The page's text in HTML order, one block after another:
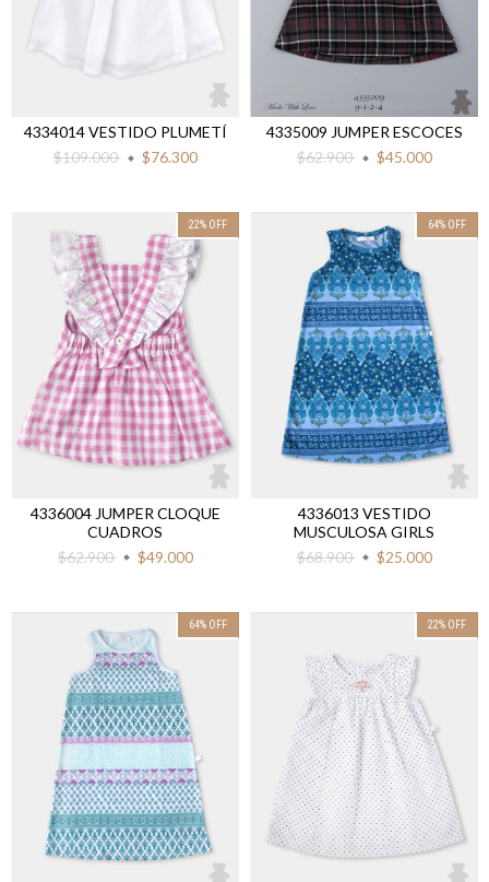
4334014 VESTIDO PLUMETÍ
$109.000
$76.300
4335009 JUMPER ESCOCES
$62.900
$45.000
22% OFF
4336004 JUMPER CLOQUE
CUADROS
$62.900
$49.000
64% OFF
4336013 VESTIDO
MUSCULOSA GIRLS
$68.900
$25.000
64% OFF 22% OFF